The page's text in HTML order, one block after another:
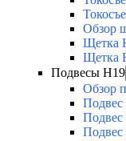
Обзор
Щетка
Щетка
Подвесы H19
Обзор
Подвес
Подвес
Подвес